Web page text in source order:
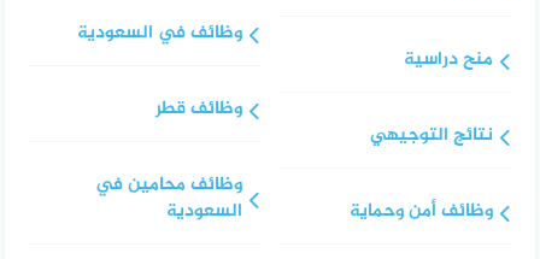
منح دراسية
نتائج التوجيهي
وظائف أمن وحماية
وظائف في السعودية
وظائف قطر
وظائف محامين في
السعودية